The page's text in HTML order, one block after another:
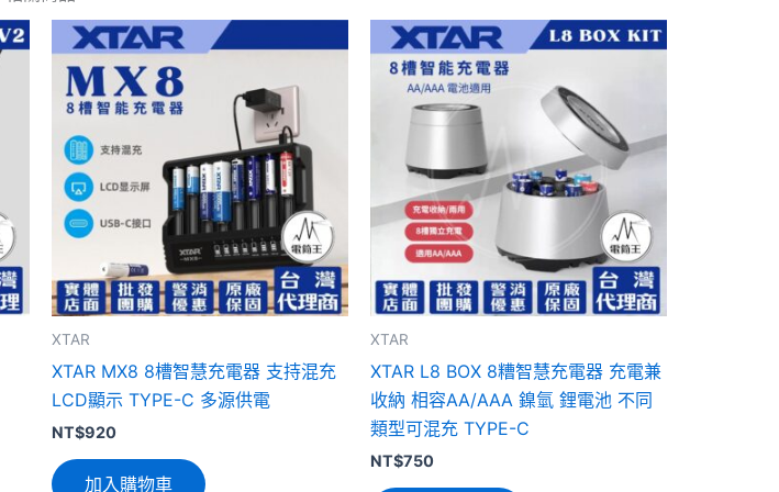
XTAR
XTAR MX8 8槽智慧充電器 支持混充
LCD顯示 TYPE-C 多源供電
NT$920
加入購物車
XTAR
XTAR L8 BOX 8糟智慧充電器 充電兼
收納 相容AA/AAA 鎳氫 鋰電池 不同
類型可混充 TYPE-C
NT$750